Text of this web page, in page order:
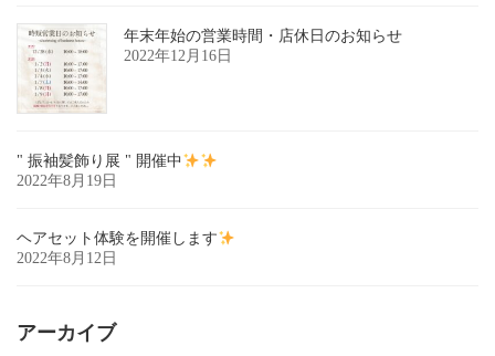
年末年始の営業時間・店休日のお知らせ
2022年12月16日
" 振袖髪飾り展 " 開催中
2022年8月19日
ヘアセット体験を開催します
2022年8月12日
アーカイブ